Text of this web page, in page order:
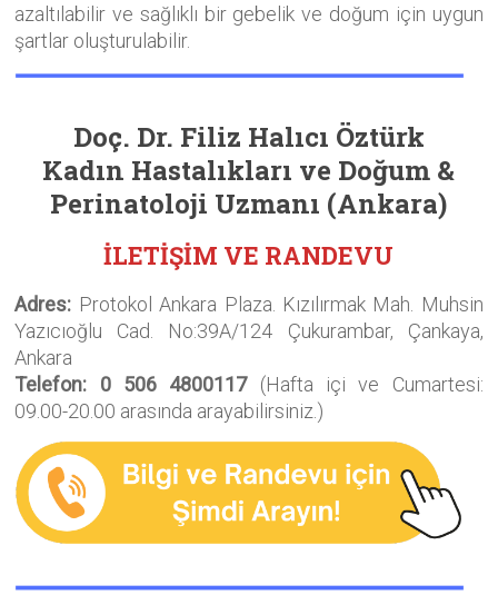
azaltılabilir ve sağlıklı bir gebelik ve doğum için uygun
şartlar oluşturulabilir.
Doç. Dr. Filiz Halıcı Öztürk
Kadın Hastalıkları ve Doğum &
Perinatoloji Uzmanı (Ankara)
İLETİŞİM VE RANDEVU
Adres: Protokol Ankara Plaza. Kızılırmak Mah. Muhsin
Yazıcıoğlu Cad. No:39A/124 Çukurambar, Çankaya,
Ankara
Telefon: 0 506 4800117(Hafta içi ve Cumartesi:
09.00-20.00 arasında arayabilirsiniz.)